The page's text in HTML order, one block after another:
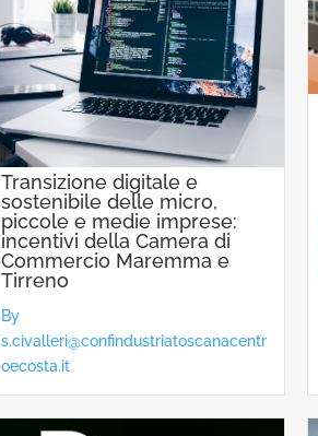
Transizione digitale e
sostenibile delle micro,
piccole e medie imprese:
incentivi della Camera di
Commercio Maremma e
Tirreno
By
s.civalleri@confindustriatoscanacentr
oecosta.it